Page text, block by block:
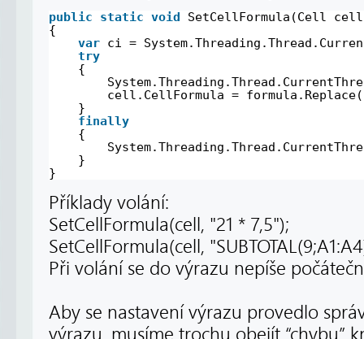
public static void
SetCellFormula(Cell
{
var ci =
try
{
cell.CellFormula = formula.Replace(
}
finally
{
}
}
Příklady volání:
SetCellFormula(cell, "21 * 7,5");
SetCellFormula(cell,
Při volání se do výrazu nepíše
Aby se nastavení výrazu provedlo
výrazu, musíme trochu obejít “chybu”